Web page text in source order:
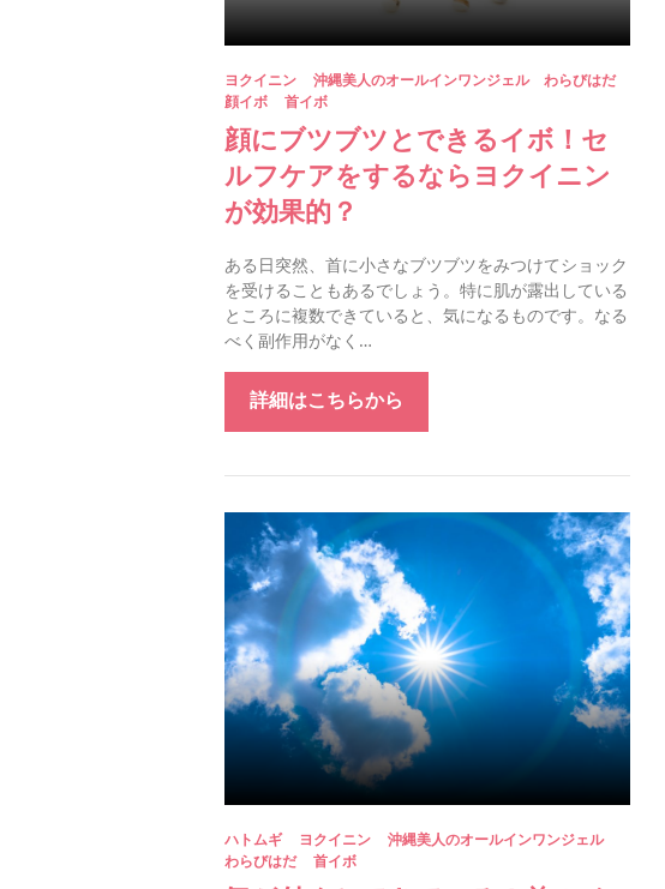
ヨクイニン
沖縄美人のオールインワンジェル わらびはだ
顔イボ
首イボ
顔にブツブツとできるイボ！セ
ルフケアをするならヨクイニン
が効果的？
ある日突然、首に小さなブツブツをみつけてショック
を受けることもあるでしょう。特に肌が露出している
ところに複数できていると、気になるものです。なる
べく副作用がなく…
詳細はこちらから
ハトムギ ヨクイニン
沖縄美人のオールインワンジェル
わらびはだ
首イボ